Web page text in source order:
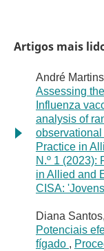
Artigos mais
André
Assessing
Influenza
analysis of
Practice in
N.º 1 (2023):
in Allied and
CISA:
Diana
Potenciais
fígado ,